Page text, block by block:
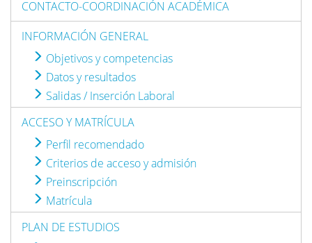
CONTACTO-COORDINACIÓN ACADÉMICA
INFORMACIÓN GENERAL
Objetivos y competencias
Datos y resultados
Salidas / Inserción Laboral
ACCESO Y MATRÍCULA
Perfil recomendado
Criterios de acceso y admisión
Preinscripción
Matrícula
PLAN DE ESTUDIOS